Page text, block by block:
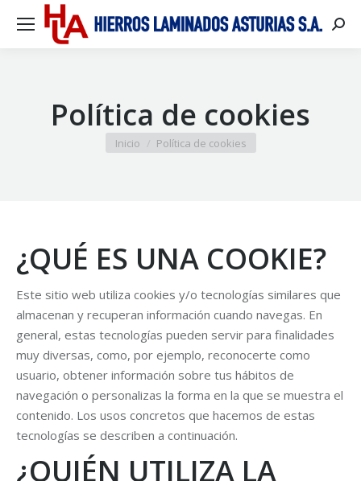
Política de cookies
Estás aquí:
Inicio Política de cookies
¿QUÉ ES UNA COOKIE?
Este sitio web utiliza cookies y/o tecnologías similares que
almacenan y recuperan información cuando navegas. En
general, estas tecnologías pueden servir para finalidades
muy diversas, como, por ejemplo, reconocerte como
usuario, obtener información sobre tus hábitos de
navegación o personalizas la forma en la que se muestra el
contenido. Los usos concretos que hacemos de estas
tecnologías se describen a continuación.
¿QUIÉN UTILIZA LA